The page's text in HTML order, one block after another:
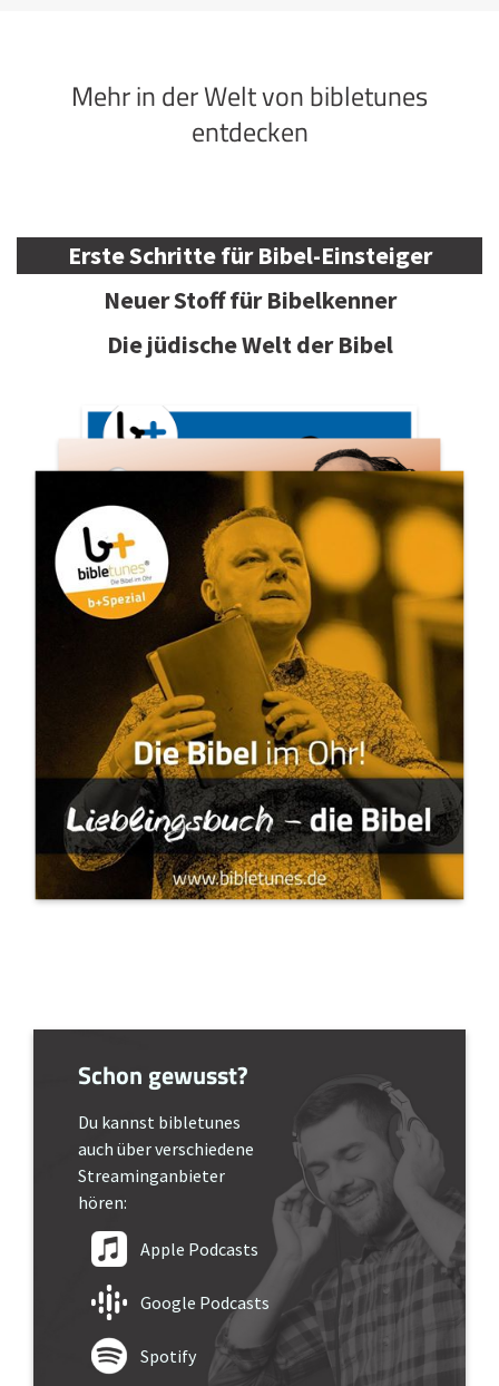
Mehr in der Welt von bibletunes
entdecken
Erste Schritte für Bibel-Einsteiger
Neuer Stoff für Bibelkenner
Die jüdische Welt der Bibel
Schon gewusst?
Du kannst bibletunes
auch über verschiedene
Streaminganbieter
hören:
Apple Podcasts
Google Podcasts
Spotify